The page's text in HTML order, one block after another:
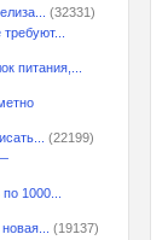
(32331)
питания,...
(22199)
1000...
(19137)